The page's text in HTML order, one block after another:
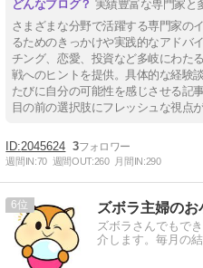
実績豊富な専門家と
さまざまな分野で活躍する専門家の
るためのきっかけや実践的なアドバ
チング、恋愛、投資など多岐にわた
戦へのヒントを提供。具体的な経験
たびに自分の可能性を感じさせる記
目の前の選択肢にフレッシュな視点
2045624 3
週間IN:70 週間OUT:260 月間IN:290
6 ズボラ主婦の
ズボラさんでもで
介します。毎月の